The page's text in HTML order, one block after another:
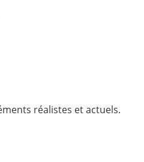
réalistes et actuels.